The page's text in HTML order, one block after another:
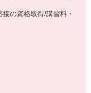
の資格取得/講習料・